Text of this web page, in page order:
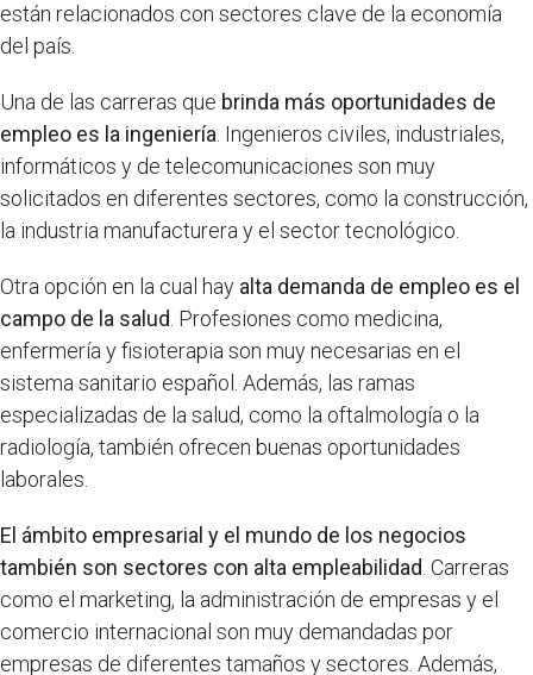
están relacionados con sectores clave de la economía
del país.
Una de las carreras que brinda más oportunidades de
empleo es la ingeniería . Ingenieros civiles, industriales,
informáticos y de telecomunicaciones son muy
solicitados en diferentes sectores, como la construcción,
la industria manufacturera y el sector tecnológico.
Otra opción en la cual hay alta demanda de empleo es el
campo de la salud . Profesiones como medicina,
enfermería y fisioterapia son muy necesarias en el
sistema sanitario español. Además, las ramas
especializadas de la salud, como la oftalmología o la
radiología, también ofrecen buenas oportunidades
laborales.
El ámbito empresarial y el mundo de los negocios
también son sectores con alta empleabilidad . Carreras
como el marketing, la administración de empresas y el
comercio internacional son muy demandadas por
empresas de diferentes tamaños y sectores. Además,